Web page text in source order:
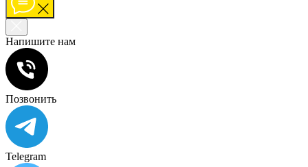
Напишите нам
Позвонить
Telegram